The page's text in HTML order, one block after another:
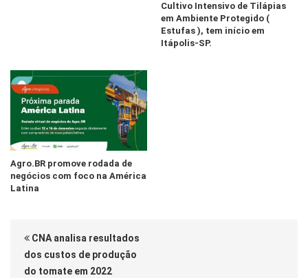
Cultivo Intensivo de Tilápias
em Ambiente Protegido (
Estufas ), tem início em
Itápolis-SP.
Agro.BR promove rodada de
negócios com foco na América
Latina
CNA analisa resultados
dos custos de produção
do tomate em 2022